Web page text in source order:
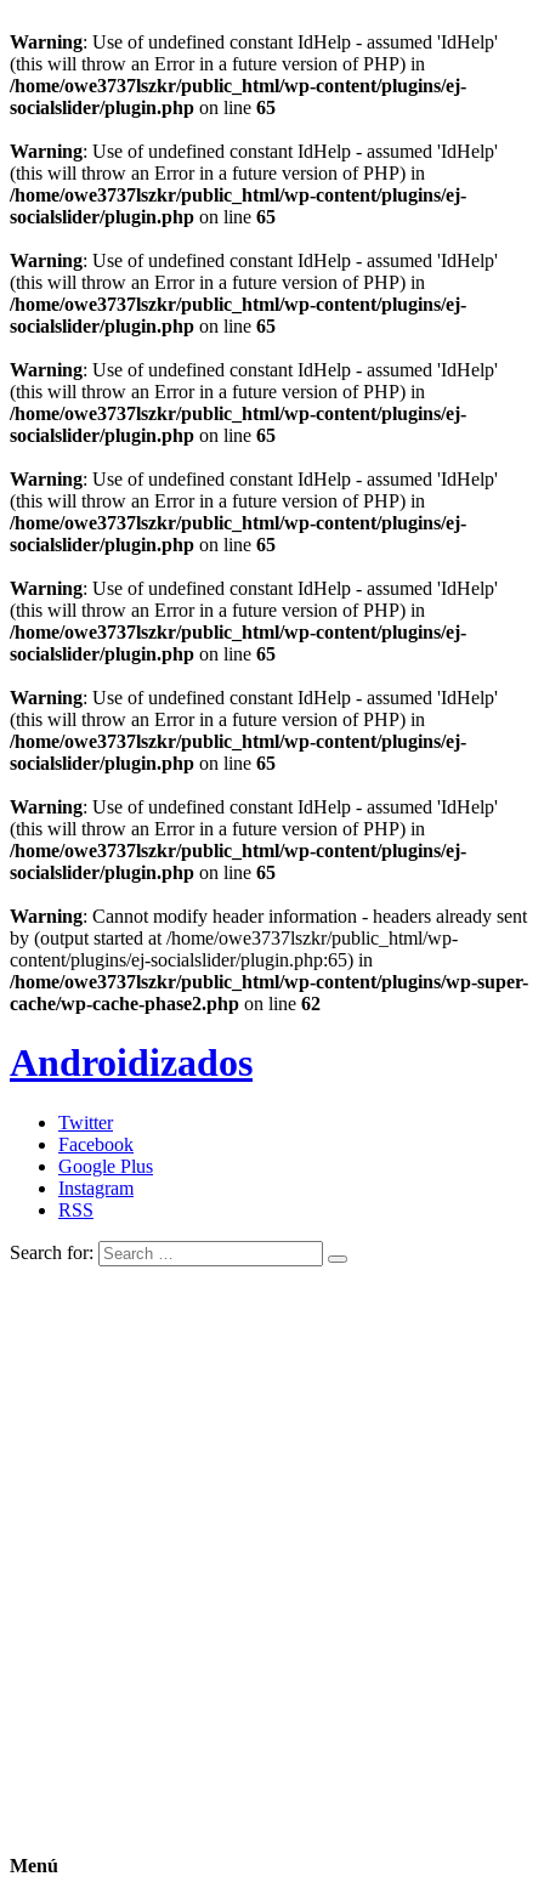
Warning: Use of undefined constant IdHelp - assumed 'IdHelp'
(this will throw an Error in a future version of PHP) in
/home/owe3737lszkr/public_html/wp-content/plugins/ej-
socialslider/plugin.php on line 65
Warning: Use of undefined constant IdHelp - assumed 'IdHelp'
(this will throw an Error in a future version of PHP) in
/home/owe3737lszkr/public_html/wp-content/plugins/ej-
socialslider/plugin.php on line 65
Warning: Use of undefined constant IdHelp - assumed 'IdHelp'
(this will throw an Error in a future version of PHP) in
/home/owe3737lszkr/public_html/wp-content/plugins/ej-
socialslider/plugin.php on line 65
Warning: Use of undefined constant IdHelp - assumed 'IdHelp'
(this will throw an Error in a future version of PHP) in
/home/owe3737lszkr/public_html/wp-content/plugins/ej-
socialslider/plugin.php on line 65
Warning: Use of undefined constant IdHelp - assumed 'IdHelp'
(this will throw an Error in a future version of PHP) in
/home/owe3737lszkr/public_html/wp-content/plugins/ej-
socialslider/plugin.php on line 65
Warning: Use of undefined constant IdHelp - assumed 'IdHelp'
(this will throw an Error in a future version of PHP) in
/home/owe3737lszkr/public_html/wp-content/plugins/ej-
socialslider/plugin.php on line 65
Warning: Use of undefined constant IdHelp - assumed 'IdHelp'
(this will throw an Error in a future version of PHP) in
/home/owe3737lszkr/public_html/wp-content/plugins/ej-
socialslider/plugin.php on line 65
Warning: Use of undefined constant IdHelp - assumed 'IdHelp'
(this will throw an Error in a future version of PHP) in
/home/owe3737lszkr/public_html/wp-content/plugins/ej-
socialslider/plugin.php on line 65
Warning: Cannot modify header information - headers already sent
by (output started at /home/owe3737lszkr/public_html/wp-
content/plugins/ej-socialslider/plugin.php:65) in
/home/owe3737lszkr/public_html/wp-content/plugins/wp-super-
cache/wp-cache-phase2.php on line 62
Androidizados
Twitter
Facebook
Google Plus
Instagram
RSS
Search for:
Menú